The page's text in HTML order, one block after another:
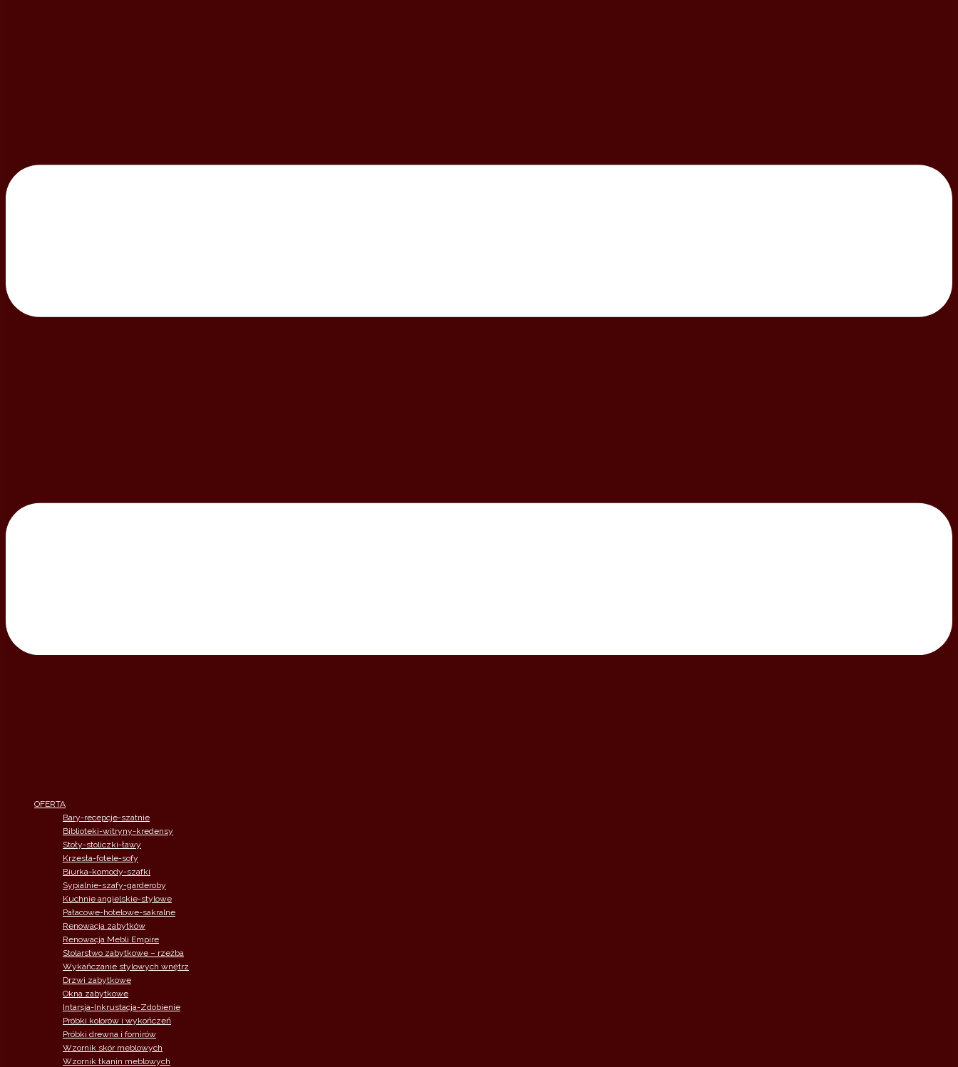
OFERTA
Bary-recepcje-szatnie
Biblioteki-witryny-kredensy
Stoły-stoliczki-ławy
Krzesła-fotele-sofy
Biurka-komody-szafki
Sypialnie-szafy-garderoby
Kuchnie angielskie-stylowe
Pałacowe-hotelowe-sakralne
Renowacja zabytków
Renowacja Mebli Empire
Stolarstwo zabytkowe – rzeżba
Wykańczanie stylowych wnętrz
Drzwi zabytkowe
Okna zabytkowe
Intarsja-Inkrustacja-Zdobienie
Próbki kolorów i wykończeń
Próbki drewna i fornirów
Wzornik skór meblowych
Wzornik tkanin meblowych